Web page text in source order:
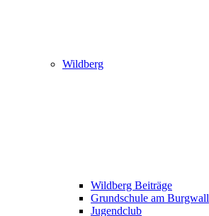
Wildberg
Wildberg Beiträge
Grundschule am Burgwall
Jugendclub